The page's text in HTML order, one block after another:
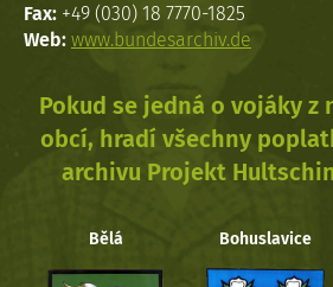
Fax: +49 (030) 18 7770-1825
Web: www.bundesarchiv.de
Pokud se jedná o vojáky z
obcí, hradí všechny
archivu Projekt
Bělá Bohuslavice